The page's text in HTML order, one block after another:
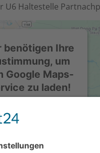
U6 Haltestelle
benötigen Ihre
um
Google Maps-
zu laden!
Service eines
einzubetten.
Service kann Daten